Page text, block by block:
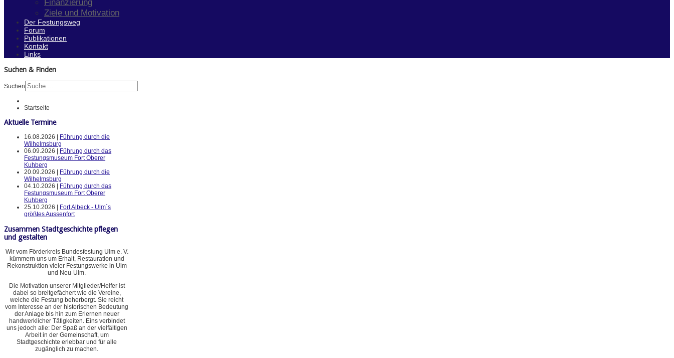
Finanzierung
Ziele und Motivation
Der Festungsweg
Forum
Publikationen
Kontakt
Links
Suchen & Finden
Suchen
Startseite
Aktuelle Termine
16.08.2026 |
Führung durch die
Wilhelmsburg
06.09.2026 |
Führung durch das
Festungsmuseum Fort Oberer
Kuhberg
20.09.2026 |
Führung durch die
Wilhelmsburg
04.10.2026 |
Führung durch das
Festungsmuseum Fort Oberer
Kuhberg
25.10.2026 |
Fort Albeck - Ulm`s
größtes Aussenfort
Zusammen Stadtgeschichte pflegen
und gestalten
Wir vom Förderkreis Bundesfestung Ulm e. V.
kümmern uns um Erhalt, Restauration und
Rekonstruktion vieler Festungswerke in Ulm
und Neu-Ulm.
Die Motivation unserer Mitglieder/Helfer ist
dabei so breitgefächert wie die Vereine,
welche die Festung beherbergt. Sie reicht
vom Interesse an der historischen Bedeutung
der Anlage bis hin zum Erlernen neuer
handwerklicher Tätigkeiten. Eins verbindet
uns jedoch alle: Der Spaß an der vielfältigen
Arbeit in der Gemeinschaft, um
Stadtgeschichte erlebbar und für alle
zugänglich zu machen.